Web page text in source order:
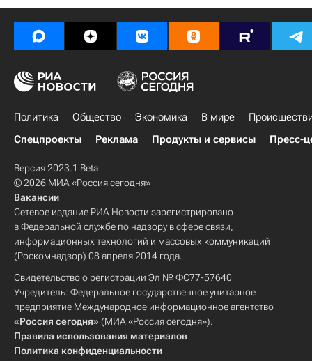
Политика Общество Экономика В мире
Спецпроекты
Реклама Продукты и сервисы Пресс-
Версия 2023.1 Beta
© 2026 МИА «Россия сегодня»
Вакансии
Сетевое издание РИА Новости зарегистрировано
в Федеральной службе по надзору в сфере связи,
информационных технологий и массовых коммуникаций
(Роскомнадзор) 08 апреля 2014 года.
Свидетельство о регистрации Эл № ФС77-57640
Учредитель: Федеральное государственное унитарное
предприятие Международное информационное агентство
«Россия сегодня» (МИА «Россия сегодня»).
Правила использования материалов
Политика конфиденциальности